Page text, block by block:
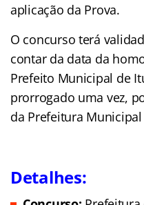
aplicação da Prova.
O concurso terá
contar da data da
Prefeito Municipal de
prorrogado uma vez,
da Prefeitura
Detalhes: